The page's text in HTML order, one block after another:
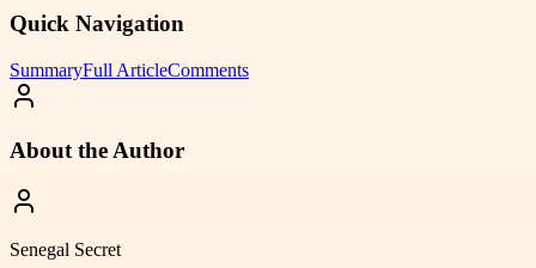
Quick Navigation
SummaryFull ArticleComments
About the Author
Senegal Secret